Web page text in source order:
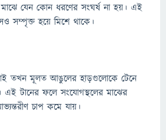
মাঝে যেন কোন ধরণের সংঘর্ষ না হয়। এই
সম্পৃক্ত হয়ে মিশে থাকে।
তখন মূলত আঙুলের হাড়গুলোকে টেনে
এই টানের ফলে সংযোগস্থলের মাঝের
চাপ কমে যায়।